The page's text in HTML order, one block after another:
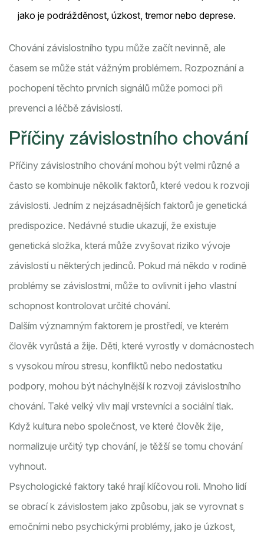
jako je podrážděnost, úzkost, tremor nebo deprese.
Chování závislostního typu může začít nevinně, ale
časem se může stát vážným problémem. Rozpoznání a
pochopení těchto prvních signálů může pomoci při
prevenci a léčbě závislostí.
Příčiny závislostního chování
Příčiny závislostního chování mohou být velmi různé a
často se kombinuje několik faktorů, které vedou k rozvoji
závislosti. Jedním z nejzásadnějších faktorů je genetická
predispozice. Nedávné studie ukazují, že existuje
genetická složka, která může zvyšovat riziko vývoje
závislostí u některých jedinců. Pokud má někdo v rodině
problémy se závislostmi, může to ovlivnit i jeho vlastní
schopnost kontrolovat určité chování.
Dalším významným faktorem je prostředí, ve kterém
člověk vyrůstá a žije. Děti, které vyrostly v domácnostech
s vysokou mírou stresu, konfliktů nebo nedostatku
podpory, mohou být náchylnější k rozvoji závislostního
chování. Také velký vliv mají vrstevníci a sociální tlak.
Když kultura nebo společnost, ve které člověk žije,
normalizuje určitý typ chování, je těžší se tomu chování
vyhnout.
Psychologické faktory také hrají klíčovou roli. Mnoho lidí
se obrací k závislostem jako způsobu, jak se vyrovnat s
emočními nebo psychickými problémy, jako je úzkost,